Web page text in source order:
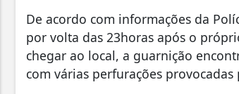
De acordo com informações da
por volta das 23horas após o
chegar ao local, a guarnição
com várias perfurações